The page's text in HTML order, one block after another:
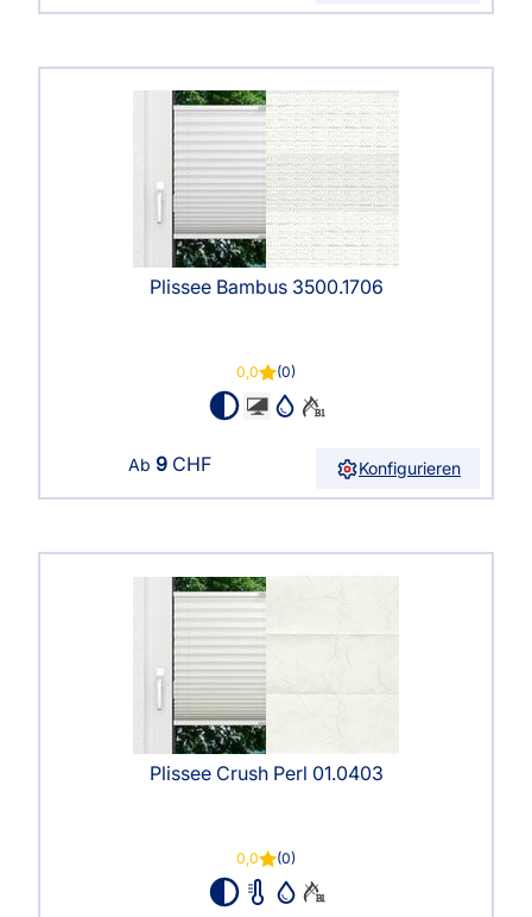
Plissee Bambus 3500.1706
0,0 (0)
Ab 9 CHF Konfigurieren
Plissee Crush Perl 01.0403
0,0 (0)